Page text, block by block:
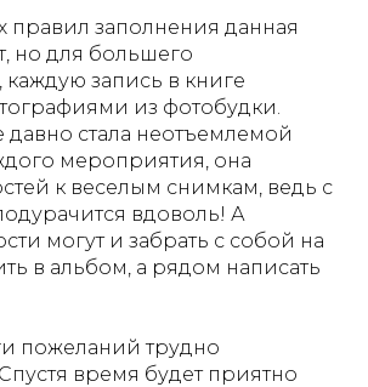
заполнения данная
но для большего
каждую запись в книге
из фотобудки.
давно стала неотъемлемой
мероприятия, она
к веселым снимкам, ведь с
вдоволь! А
могут и забрать с собой на
в альбом, а рядом написать
пожеланий трудно
время будет приятно